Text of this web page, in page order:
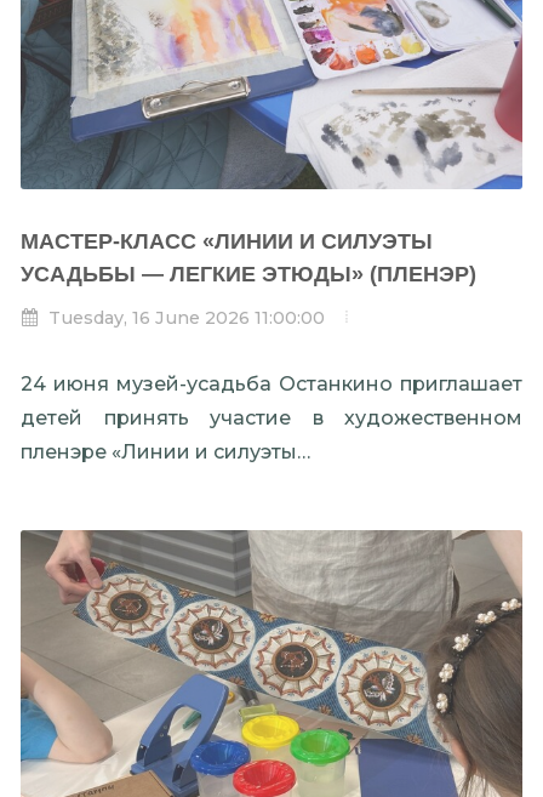
МАСТЕР-КЛАСС «ЛИНИИ И СИЛУЭТЫ
УСАДЬБЫ — ЛЕГКИЕ ЭТЮДЫ» (ПЛЕНЭР)
Tuesday, 16 June 2026 11:00:00
24 июня музей-усадьба Останкино приглашает
детей принять участие в художественном
пленэре «Линии и силуэты…